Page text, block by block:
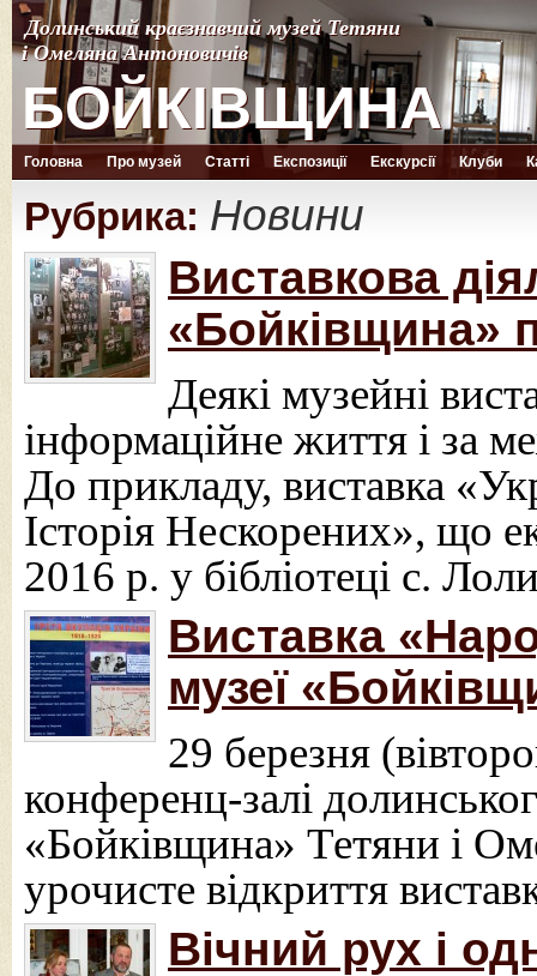
Долинський краєзнавчий музей Тетяни
і Омеляна Антоновичів
БОЙКІВЩИНА
Долинський краєзнавчий музей Тетяни
і Омеляна Антоновичів
БОЙКІВЩИНА
Головна Про музей Статті Експозиції Екскурсії Клуби
Рубрика: Новини
Виставкова
«Бойківщина»
Деякі музейні
інформаційне життя і за
До прикладу, виставка
Історія Нескорених», що
2016 р. у бібліотеці с.
Виставка
музеї
29 березня
конференц-залі
«Бойківщина» Тетяни і
урочисте відкриття
Вічний рух і